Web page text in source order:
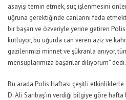
asayişi temin etmek, suç işlenmesini
uğruna gerektiğinde canlarını feda
bir başarı ve özveriyle yerine getiren Polis
kutluyor, bu uğurda can veren aziz ve
gazilerimizi minnet ve şükranla anıyor,
mensuplarımıza başarılar diliyorum” dedi.
Bu arada Polis Haftası çeşitli
D. Ali Sarıbaş’ın verdiği bilgiye göre